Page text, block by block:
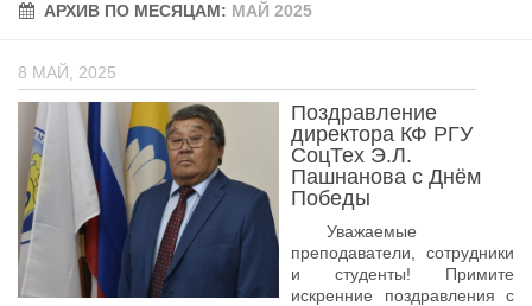
Учёный совет
История университета
Контакты РГУ СоцТех
Сведения об образовательной организации
Абитуриенту
Рейтинговые списки
Рекомендованные к зачислению
АРХИВ ПО МЕСЯЦАМ: МАЙ 2025
8 МАЙ, 2025
Поздравление
директора КФ РГУ
СоцТех Э.Л.
Пашнанова с Днём
Победы
Уважаемые
преподаватели, сотрудники
и студенты! Примите
искренние поздравления с